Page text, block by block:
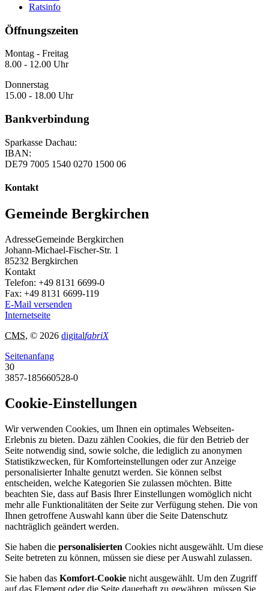
Ratsinfo
Öffnungszeiten
Montag - Freitag
8.00 - 12.00 Uhr
Donnerstag
15.00 - 18.00 Uhr
Bankverbindung
Sparkasse Dachau:
IBAN:
DE79 7005 1540 0270 1500 06
Kontakt
Gemeinde Bergkirchen
AdresseGemeinde Bergkirchen
Johann-Michael-Fischer-Str. 1
85232 Bergkirchen
Kontakt
Telefon: +49 8131 6699-0
Fax: +49 8131 6699-119
E-Mail versenden
Internetseite
CMS, © 2026 digitalfabriX
Seitenanfang
30
3857-185660528-0
Cookie-Einstellungen
Wir verwenden Cookies, um Ihnen ein optimales Webseiten-
Erlebnis zu bieten. Dazu zählen Cookies, die für den Betrieb der
Seite notwendig sind, sowie solche, die lediglich zu anonymen
Statistikzwecken, für Komforteinstellungen oder zur Anzeige
personalisierter Inhalte genutzt werden. Sie können selbst
entscheiden, welche Kategorien Sie zulassen möchten. Bitte
beachten Sie, dass auf Basis Ihrer Einstellungen womöglich nicht
mehr alle Funktionalitäten der Seite zur Verfügung stehen. Die von
Ihnen getroffene Auswahl kann über die Seite Datenschutz
nachträglich geändert werden.
Sie haben die personalisierten Cookies nicht ausgewählt. Um diese
Seite betreten zu können, müssen sie diese per Auswahl zulassen.
Sie haben das Komfort-Cookie nicht ausgewählt. Um den Zugriff
auf das Element oder die Seite dauerhaft zu gewähren, müssen Sie